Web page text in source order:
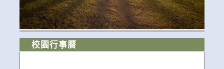
校園行事曆